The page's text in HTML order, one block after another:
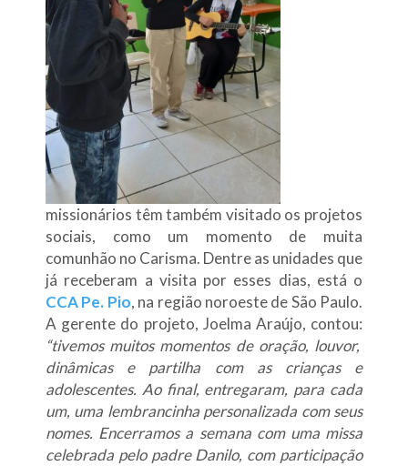
missionários têm também visitado os projetos
sociais, como um momento de muita
comunhão no Carisma. Dentre as unidades que
já receberam a visita por esses dias, está o
CCA Pe. Pio, na região noroeste de São Paulo.
A gerente do projeto, Joelma Araújo, contou:
“tivemos muitos momentos de oração, louvor,
dinâmicas e partilha com as crianças e
adolescentes. Ao final, entregaram, para cada
um, uma lembrancinha personalizada com seus
nomes. Encerramos a semana com uma missa
celebrada pelo padre Danilo, com participação